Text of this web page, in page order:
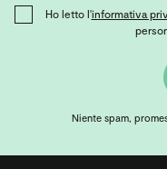
Ho letto l'informativa
Niente spam,